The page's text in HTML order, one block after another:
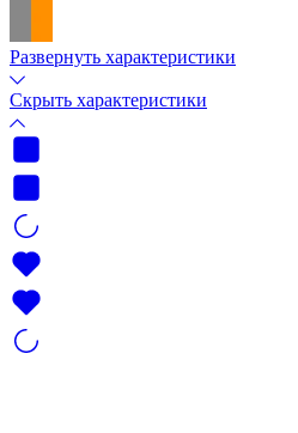
Развернуть характеристики
Скрыть характеристики